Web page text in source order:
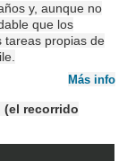
y, aunque no
que los
tareas propias de
Más info
(el recorrido